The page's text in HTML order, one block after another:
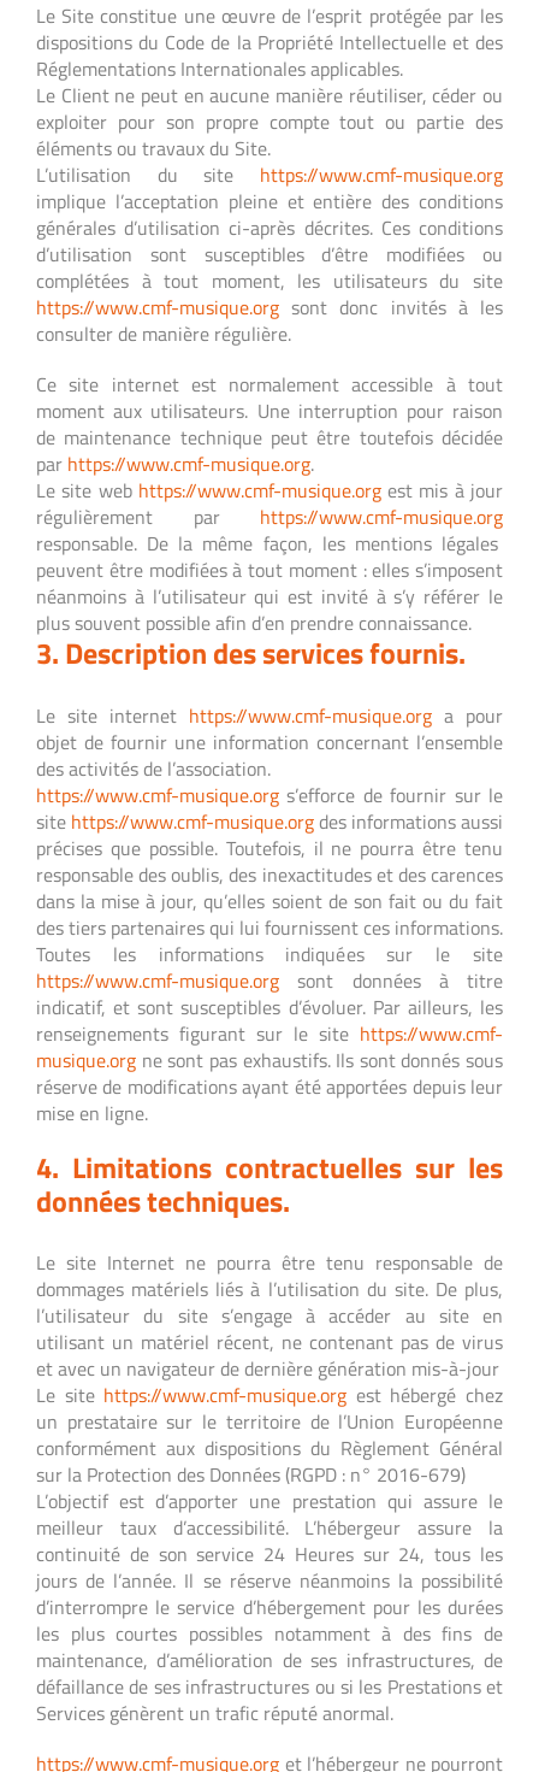
Le Site constitue une œuvre de l’esprit protégée par les
dispositions du Code de la Propriété Intellectuelle et des
Réglementations Internationales applicables.
Le Client ne peut en aucune manière réutiliser, céder ou
exploiter pour son propre compte tout ou partie des
éléments ou travaux du Site.
L’utilisation du site https://www.cmf-musique.org
implique l’acceptation pleine et entière des conditions
générales d’utilisation ci-après décrites. Ces conditions
d’utilisation sont susceptibles d’être modifiées ou
complétées à tout moment, les utilisateurs du site
https://www.cmf-musique.org sont donc invités à les
consulter de manière régulière.
Ce site internet est normalement accessible à tout
moment aux utilisateurs. Une interruption pour raison
de maintenance technique peut être toutefois décidée
par https://www.cmf-musique.org.
Le site web https://www.cmf-musique.orgest mis à jour
régulièrement par https://www.cmf-musique.org
responsable. De la même façon, les mentions légales
peuvent être modifiées à tout moment : elles s’imposent
néanmoins à l’utilisateur qui est invité à s’y référer le
plus souvent possible afin d’en prendre connaissance.
3. Description des services fournis.
Le site internet https://www.cmf-musique.org a pour
objet de fournir une information concernant l’ensemble
des activités de l’association.
https://www.cmf-musique.org s’efforce de fournir sur le
site https://www.cmf-musique.orgdes informations aussi
précises que possible. Toutefois, il ne pourra être tenu
responsable des oublis, des inexactitudes et des carences
dans la mise à jour, qu’elles soient de son fait ou du fait
des tiers partenaires qui lui fournissent ces informations.
Toutes les informations indiquées sur le site
https://www.cmf-musique.org sont données à titre
indicatif, et sont susceptibles d’évoluer. Par ailleurs, les
renseignements figurant sur le site https://www.cmf-
musique.org ne sont pas exhaustifs. Ils sont donnés sous
réserve de modifications ayant été apportées depuis leur
mise en ligne.
4. Limitations contractuelles sur les
données techniques.
Le site Internet ne pourra être tenu responsable de
dommages matériels liés à l’utilisation du site. De plus,
l’utilisateur du site s’engage à accéder au site en
utilisant un matériel récent, ne contenant pas de virus
et avec un navigateur de dernière génération mis-à-jour
Le site https://www.cmf-musique.org est hébergé chez
un prestataire sur le territoire de l’Union Européenne
conformément aux dispositions du Règlement Général
sur la Protection des Données (RGPD : n° 2016-679)
L’objectif est d’apporter une prestation qui assure le
meilleur taux d’accessibilité. L’hébergeur assure la
continuité de son service 24 Heures sur 24, tous les
jours de l’année. Il se réserve néanmoins la possibilité
d’interrompre le service d’hébergement pour les durées
les plus courtes possibles notamment à des fins de
maintenance, d’amélioration de ses infrastructures, de
défaillance de ses infrastructures ou si les Prestations et
Services génèrent un trafic réputé anormal.
https://www.cmf-musique.org et l’hébergeur ne pourront